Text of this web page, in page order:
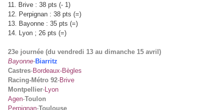
11. Brive : 38 pts (- 1)
12. Perpignan : 38 pts (=)
13. Bayonne : 35 pts (=)
14. Lyon ; 26 pts (=)
23e journée (du vendredi 13 au dimanche 15 avril)
Bayonne-Biarritz
Castres-Bordeaux-Bègles
Racing-Métro 92-Brive
Montpellier-Lyon
Agen-Toulon
Perpignan-Toulouse